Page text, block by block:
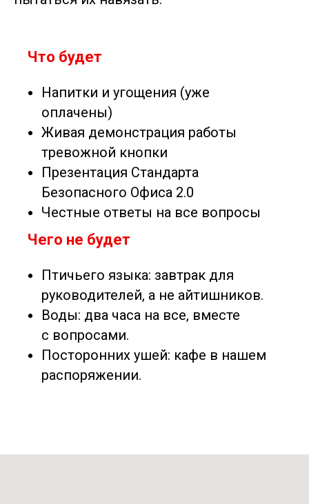
Что будет
Напитки и угощения (уже
оплачены)
Живая демонстрация работы
тревожной кнопки
Презентация Стандарта
Безопасного Офиса 2.0
Честные ответы на все вопросы
Чего не будет
Птичьего языка: завтрак для
руководителей, а не айтишников.
Воды: два часа на все, вместе
с вопросами.
Посторонних ушей: кафе в нашем
распоряжении.